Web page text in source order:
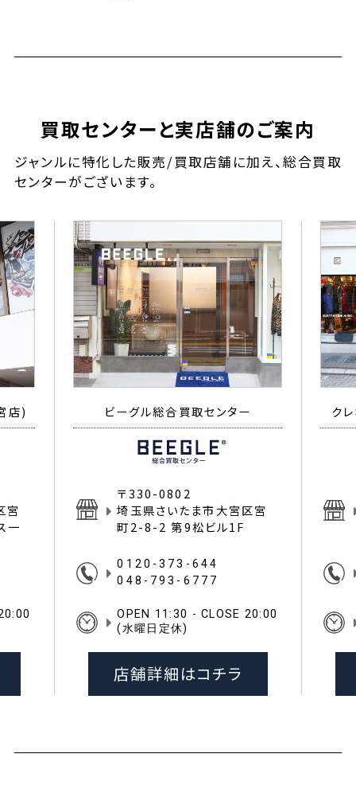
買取センターと実店舗のご案内
ジャンルに特化した販売/買取店舗に加え、総合買取
センターがございます。
店)
宮
一
ビーグル総合買取センター
〒330-0802
埼玉県さいたま市大宮区宮
町2-8-2 第9松ビル1F
0120-373-644
048-793-6777
OPEN 11:30 - CLOSE 20:00
(水曜日定休)
店舗詳細はコチラ
ク